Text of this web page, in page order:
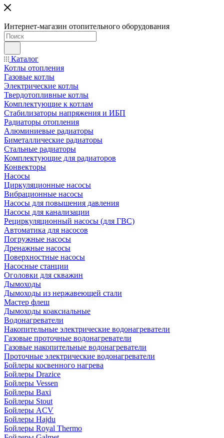
Интернет-магазин отопительного оборудования
Каталог
Котлы отопления
Газовые котлы
Электрические котлы
Твердотопливные котлы
Комплектующие к котлам
Стабилизаторы напряжения и ИБП
Радиаторы отопления
Алюминиевые радиаторы
Биметаллические радиаторы
Стальные радиаторы
Комплектующие для радиаторов
Конвекторы
Насосы
Циркуляционные насосы
Вибрационные насосы
Насосы для повышения давления
Насосы для канализации
Рециркуляционный насосы (для ГВС)
Автоматика для насосов
Погружные насосы
Дренажные насосы
Поверхностные насосы
Насосные станции
Оголовки для скважин
Дымоходы
Дымоходы из нержавеющей стали
Мастер флеш
Дымоходы коаксиальные
Водонагреватели
Накопительные электрические водонагреватели
Газовые проточные водонагреватели
Газовые накопительные водонагреватели
Проточные электрические водонагреватели
Бойлеры косвенного нагрева
Бойлеры Drazice
Бойлеры Vessen
Бойлеры Baxi
Бойлеры Stout
Бойлеры ACV
Бойлеры Hajdu
Бойлеры Royal Thermo